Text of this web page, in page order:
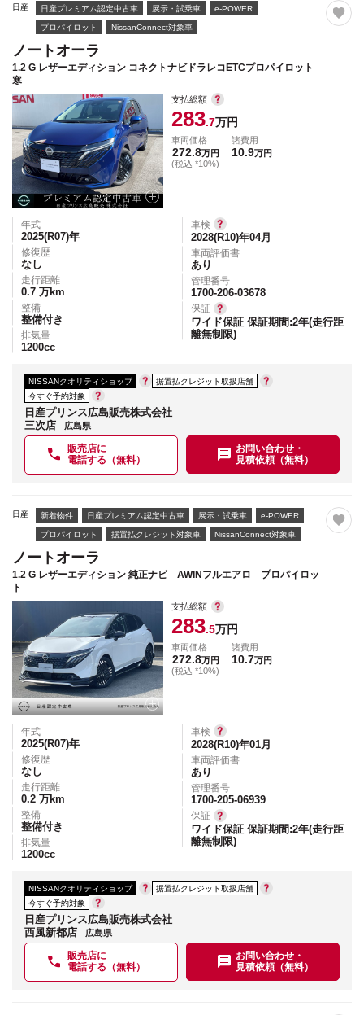
日産 日産プレミアム認定中古車 展示・試乗車 e-POWER
プロパイロット NissanConnect対象車
ノートオーラ
1.2 G レザーエディション コネクトナビドラレコETCプロパイロット
寒
支払総額
283.7万円
車両価格
272.8万円
(税込 *10%)
諸費用
10.9万円
年式
2025(R07)年
修復歴
なし
走行距離
0.7 万km
整備
整備付き
排気量
1200cc
車検
2028(R10)年04月
車両評価書
あり
管理番号
1700-206-03678
保証
ワイド保証 保証期間:2年(走行距
離無制限)
NISSANクオリティショップ
据置払クレジット取扱店舗
今すぐ予約対象
日産プリンス広島販売株式会社
三次店
広島県
販売店に
電話する（無料）
お問い合わせ・
見積依頼（無料）
日産 新着物件 日産プレミアム認定中古車 展示・試乗車 e-POWER
プロパイロット 据置払クレジット対象車 NissanConnect対象車
ノートオーラ
1.2 G レザーエディション 純正ナビ AWINフルエアロ プロパイロッ
ト
支払総額
283.5万円
車両価格
272.8万円
(税込 *10%)
諸費用
10.7万円
年式
2025(R07)年
修復歴
なし
走行距離
0.2 万km
整備
整備付き
排気量
1200cc
車検
2028(R10)年01月
車両評価書
あり
管理番号
1700-205-06939
保証
ワイド保証 保証期間:2年(走行距
離無制限)
NISSANクオリティショップ
据置払クレジット取扱店舗
今すぐ予約対象
日産プリンス広島販売株式会社
西風新都店
広島県
販売店に
電話する（無料）
お問い合わせ・
見積依頼（無料）